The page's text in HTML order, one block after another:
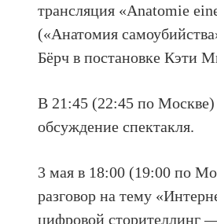
трансляция «Anatomie
(«Анатомия
Бёрч в постановке Кэти
В 21:45 (22:45 по Москве)
обсуждение спектакля.
3 мая в 18:00 (19:00 по
разговор на тему
цифровой сторителлинг